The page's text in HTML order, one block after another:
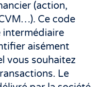
(action,
Ce code
intermédiaire
aisément
vous souhaitez
Le